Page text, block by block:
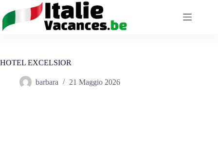
contenuto
HOTEL EXCELSIOR
barbara 21 Maggio 2026